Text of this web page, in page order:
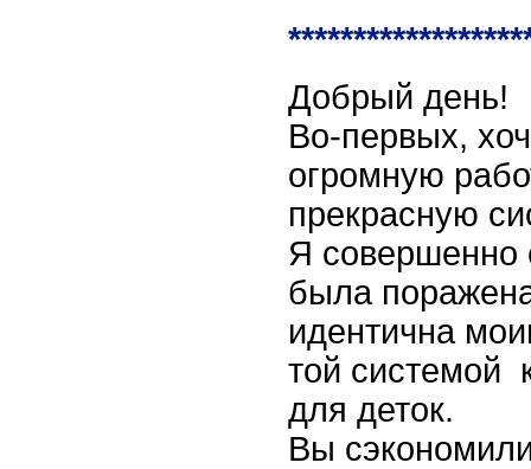
Добрый день!
Во-первых,
огромную
прекрасную
Я совершенно
была
идентична
той системой
для деток.
Вы